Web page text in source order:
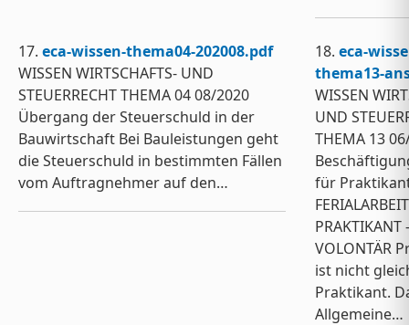
17. eca-wissen-thema04-202008.pdf
WISSEN WIRTSCHAFTS- UND
STEUERRECHT THEMA 04 08/2020
Übergang der Steuerschuld in der
Bauwirtschaft Bei Bauleistungen geht
die Steuerschuld in bestimmten Fällen
vom Auftragnehmer auf den…
18. eca-
thema13-
WISSEN
UND
THEMA 13
für
PRAKTIKANT
VOLONTÄR
ist nicht
Praktikant.
Allgemeine…